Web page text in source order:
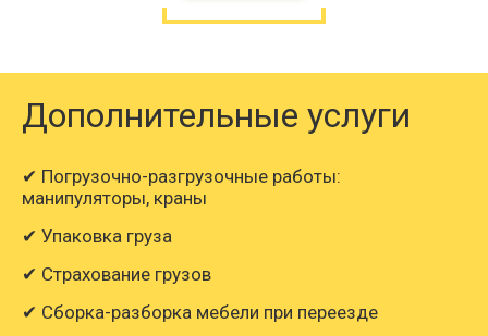
Армавир →
12200 14200 15200
Армавир → Арзамас 32868
Дополнительные услуги
✔ Погрузочно-разгрузочные работы:
манипуляторы, краны
✔ Упаковка груза
✔ Страхование грузов
✔ Сборка-разборка мебели при переезде